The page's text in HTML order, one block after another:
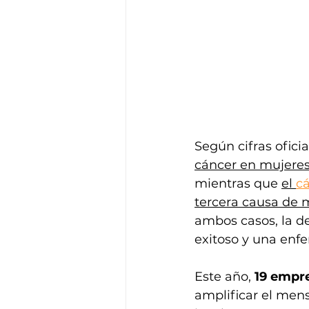
Según cifras
cáncer en
mientras que el
tercera causa de
ambos casos, la
exitoso y una
Este año, 19
amplificar el